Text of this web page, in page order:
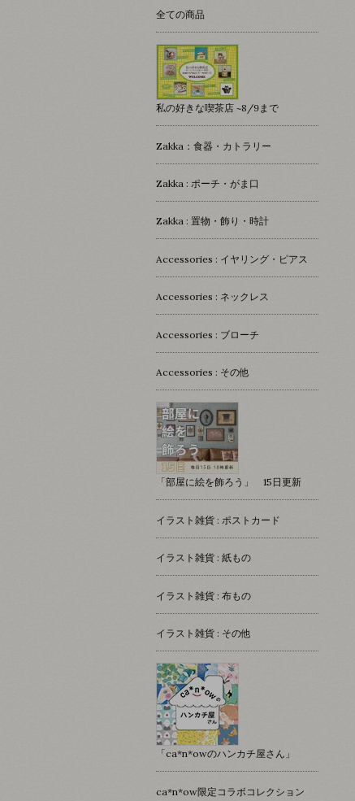
全ての商品
私の好きな喫茶店 ~8/9まで
Zakka：食器・カトラリー
Zakka : ポーチ・がま口
Zakka : 置物・飾り・時計
Accessories : イヤリング・ピアス
Accessories : ネックレス
Accessories : ブローチ
Accessories : その他
「部屋に絵を飾ろう」 15日更新
イラスト雑貨 : ポストカード
イラスト雑貨 : 紙もの
イラスト雑貨 : 布もの
イラスト雑貨 : その他
「ca*n*owのハンカチ屋さん」
ca*n*ow限定コラボコレクション